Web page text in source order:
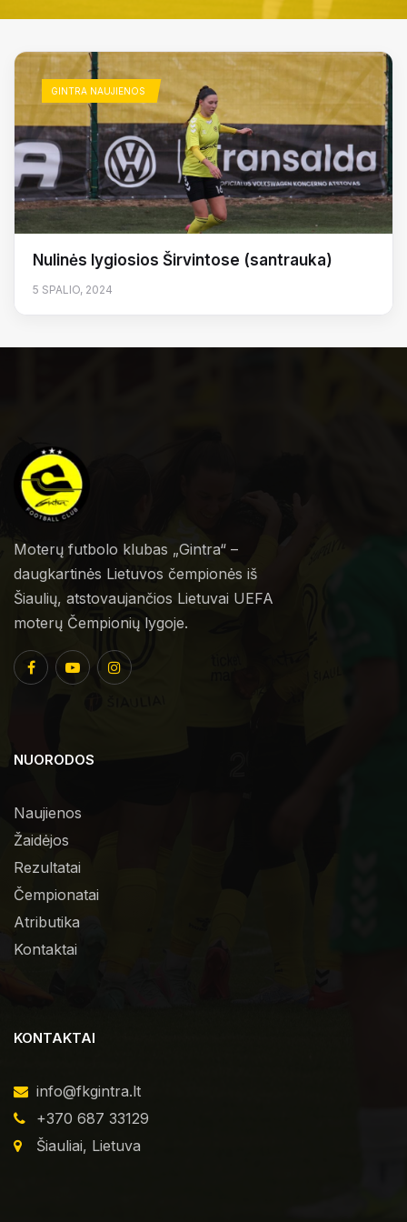
GINTRA NAUJIENOS
Nulinės lygiosios Širvintose (santrauka)
5 SPALIO, 2024
Moterų futbolo klubas „Gintra“ –
daugkartinės Lietuvos čempionės iš
Šiaulių, atstovaujančios Lietuvai UEFA
moterų Čempionių lygoje.
NUORODOS
Naujienos
Žaidėjos
Rezultatai
Čempionatai
Atributika
Kontaktai
KONTAKTAI
info@fkgintra.lt
+370 687 33129
Šiauliai, Lietuva